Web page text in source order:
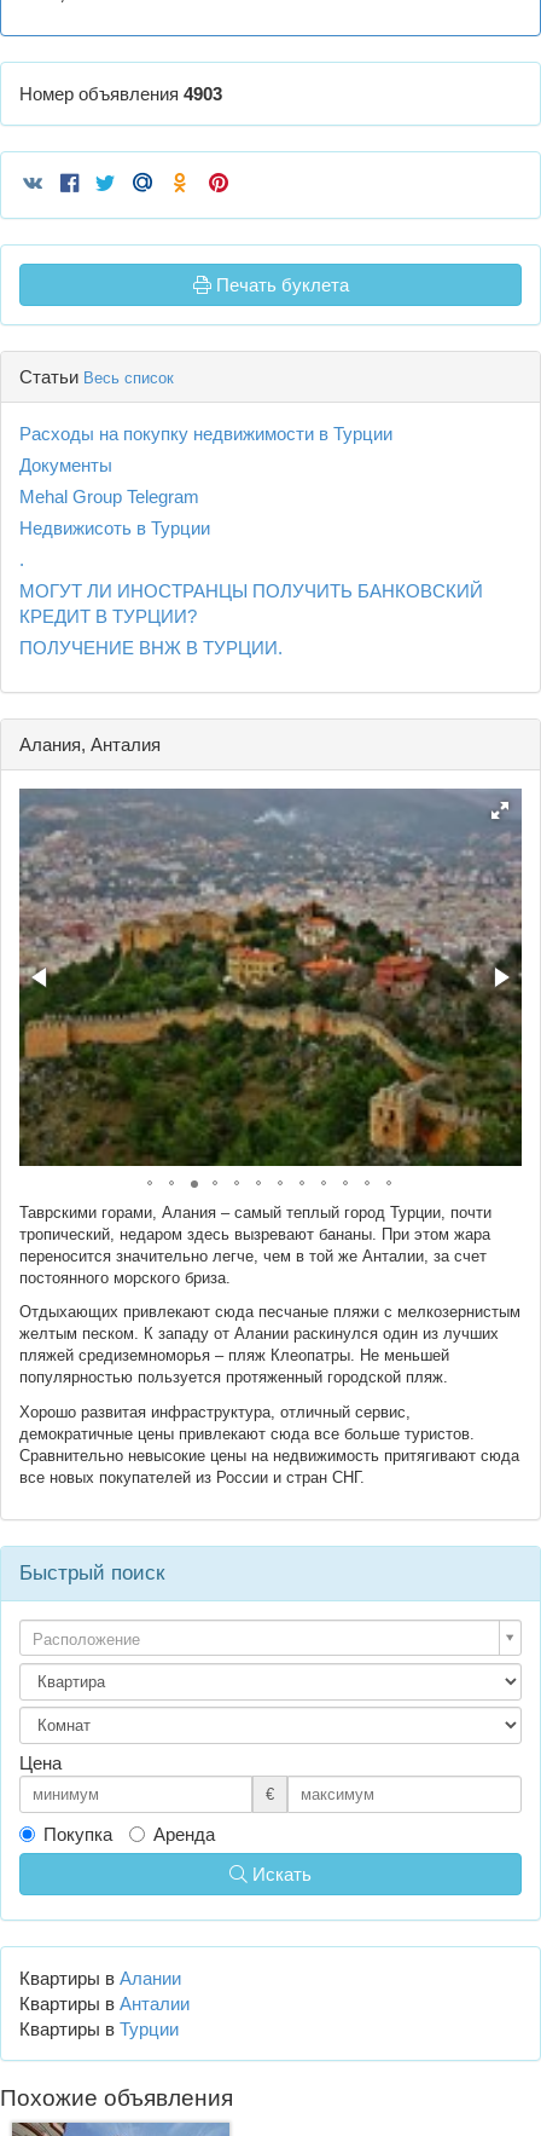
Номер объявления 4903
Печать буклета
Статьи Весь список
Расходы на покупку недвижимости в Турции
Документы
Mehal Group Telegram
Недвижисоть в Турции
.
МОГУТ ЛИ ИНОСТРАНЦЫ ПОЛУЧИТЬ БАНКОВСКИЙ
КРЕДИТ В ТУРЦИИ?
ПОЛУЧЕНИЕ ВНЖ В ТУРЦИИ.
Алания, Анталия
Таврскими горами, Алания – самый теплый город Турции, почти
тропический, недаром здесь вызревают бананы. При этом жара
переносится значительно легче, чем в той же Анталии, за счет
постоянного морского бриза.
Отдыхающих привлекают сюда песчаные пляжи с мелкозернистым
желтым песком. К западу от Алании раскинулся один из лучших
пляжей средиземноморья – пляж Клеопатры. Не меньшей
популярностью пользуется протяженный городской пляж.
Хорошо развитая инфраструктура, отличный сервис,
демократичные цены привлекают сюда все больше туристов.
Сравнительно невысокие цены на недвижимость притягивают сюда
все новых покупателей из России и стран СНГ.
Быстрый поиск
Расположение
Цена
€
Покупка
Аренда
Искать
Квартиры в Алании
Квартиры в Анталии
Квартиры в Турции
Похожие объявления